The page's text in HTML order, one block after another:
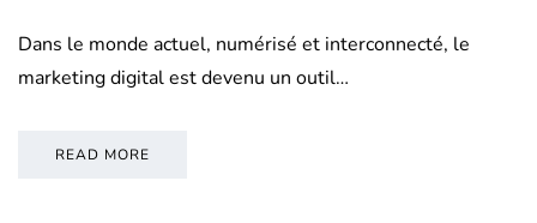
Dans le monde actuel, numérisé et interconnecté, le
marketing digital est devenu un outil…
READ MORE